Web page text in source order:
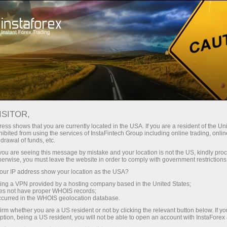
Con InstaForex obtiene acceso a
competitivas: apalancamiento de
hasta 1:5000, unos de los mejores
spreads y comisiones del
mercado, así como condiciones
atractivas para operar con
acciones e índices.
Spreads mínimos
Bono del 30%
en cada depósito
Velocidad
en el trading y en la pista
shows that you are currently located in the USA. If you are a resident of the
from using the services of InstaFintech Group including online trading,
of funds, etc.
are seeing this message by mistake and your location is not the US, kindly
you must leave the website in order to comply with government
IP address show your location as the USA?
a VPN provided by a hosting company based in the United States;
not have proper WHOIS records;
in the WHOIS geolocation database.
whether you are a US resident or not by clicking the relevant button below. If
being a US resident, you will not be able to open an account with InstaForex